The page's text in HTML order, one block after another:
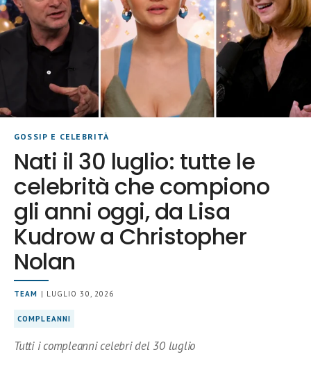
GOSSIP E CELEBRITÀ
Nati il 30 luglio: tutte le
celebrità che compiono
gli anni oggi, da Lisa
Kudrow a Christopher
Nolan
TEAM | LUGLIO 30, 2026
COMPLEANNI
Tutti i compleanni celebri del 30 luglio